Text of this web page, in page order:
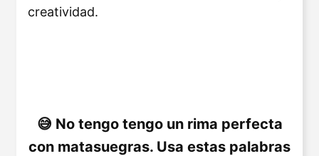
creatividad.
No tengo tengo un rima perfecta
con matasuegras. Usa estas palabras